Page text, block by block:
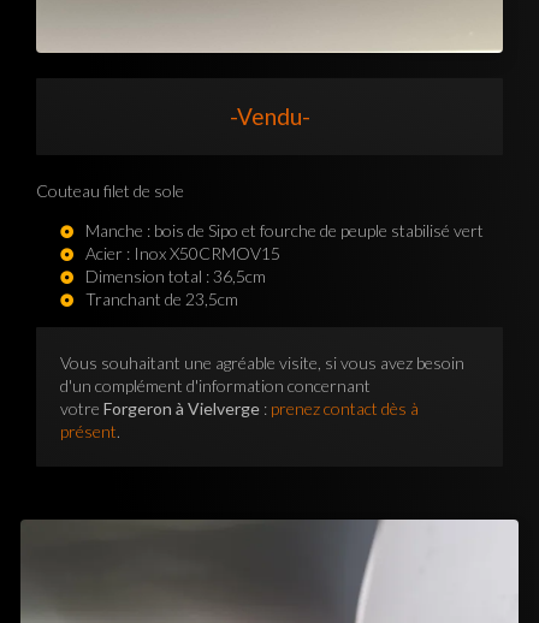
-Vendu-
Couteau filet de sole
Manche : bois de Sipo et fourche de peuple stabilisé vert
Acier : Inox X50CRMOV15
Dimension total : 36,5cm
Tranchant de 23,5cm
Vous souhaitant une agréable visite, si vous avez besoin
d'un complément d'information concernant
votre Forgeron à Vielverge : prenez contact dès à
présent.